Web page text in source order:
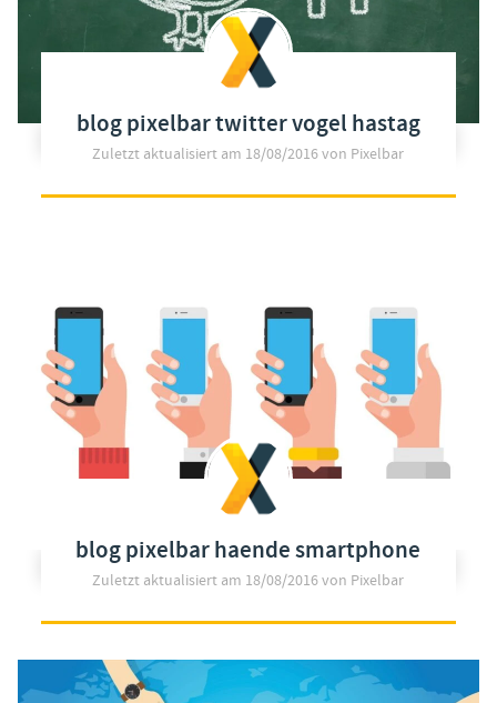
blog pixelbar twitter vogel hastag
Zuletzt aktualisiert am 18/08/2016von Pixelbar
blog pixelbar haende smartphone
Zuletzt aktualisiert am 18/08/2016von Pixelbar